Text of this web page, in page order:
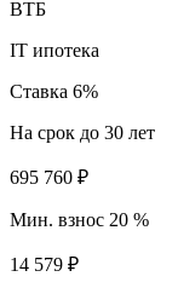
ВТБ
IT ипотека
Ставка 6%
На срок до 30 лет
695 760 ₽
Мин. взнос 20 %
14 579 ₽